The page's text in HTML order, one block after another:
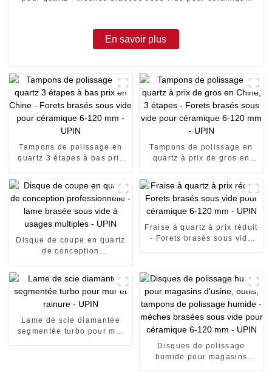
En savoir plus
Tampons de polissage en
quartz 3 étapes à bas prix
sous vide pour céramique
6-120 mm - UPIN
Tampons de polissage en
quartz à prix de gros en
céramique 6-120 mm - UPIN
Disque de coupe en quartz
de conception
brasée sous vide à usages
multiples - UPIN
Fraise à quartz à prix réduit
- Forets brasés sous vide
Lame de scie diamantée
segmentée turbo pour mur
Disques de polissage
humide pour magasins